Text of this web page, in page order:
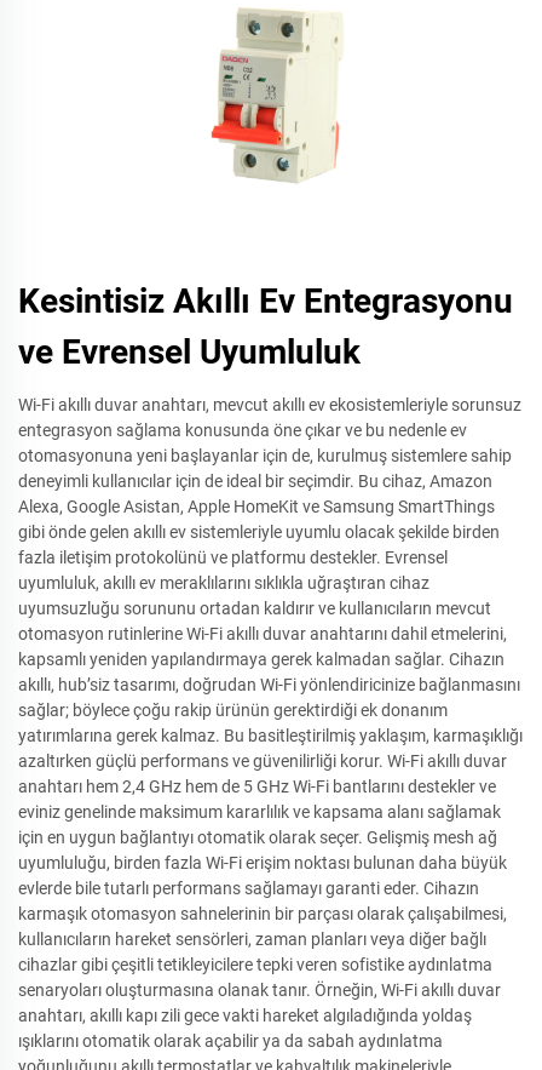
Kesintisiz Akıllı Ev Entegrasyonu
ve Evrensel Uyumluluk
Wi-Fi akıllı duvar anahtarı, mevcut akıllı ev ekosistemleriyle sorunsuz
entegrasyon sağlama konusunda öne çıkar ve bu nedenle ev
otomasyonuna yeni başlayanlar için de, kurulmuş sistemlere sahip
deneyimli kullanıcılar için de ideal bir seçimdir. Bu cihaz, Amazon
Alexa, Google Asistan, Apple HomeKit ve Samsung SmartThings
gibi önde gelen akıllı ev sistemleriyle uyumlu olacak şekilde birden
fazla iletişim protokolünü ve platformu destekler. Evrensel
uyumluluk, akıllı ev meraklılarını sıklıkla uğraştıran cihaz
uyumsuzluğu sorununu ortadan kaldırır ve kullanıcıların mevcut
otomasyon rutinlerine Wi-Fi akıllı duvar anahtarını dahil etmelerini,
kapsamlı yeniden yapılandırmaya gerek kalmadan sağlar. Cihazın
akıllı, hub’siz tasarımı, doğrudan Wi-Fi yönlendiricinize bağlanmasını
sağlar; böylece çoğu rakip ürünün gerektirdiği ek donanım
yatırımlarına gerek kalmaz. Bu basitleştirilmiş yaklaşım, karmaşıklığı
azaltırken güçlü performans ve güvenilirliği korur. Wi-Fi akıllı duvar
anahtarı hem 2,4 GHz hem de 5 GHz Wi-Fi bantlarını destekler ve
eviniz genelinde maksimum kararlılık ve kapsama alanı sağlamak
için en uygun bağlantıyı otomatik olarak seçer. Gelişmiş mesh ağ
uyumluluğu, birden fazla Wi-Fi erişim noktası bulunan daha büyük
evlerde bile tutarlı performans sağlamayı garanti eder. Cihazın
karmaşık otomasyon sahnelerinin bir parçası olarak çalışabilmesi,
kullanıcıların hareket sensörleri, zaman planları veya diğer bağlı
cihazlar gibi çeşitli tetikleyicilere tepki veren sofistike aydınlatma
senaryoları oluşturmasına olanak tanır. Örneğin, Wi-Fi akıllı duvar
anahtarı, akıllı kapı zili gece vakti hareket algıladığında yoldaş
ışıklarını otomatik olarak açabilir ya da sabah aydınlatma